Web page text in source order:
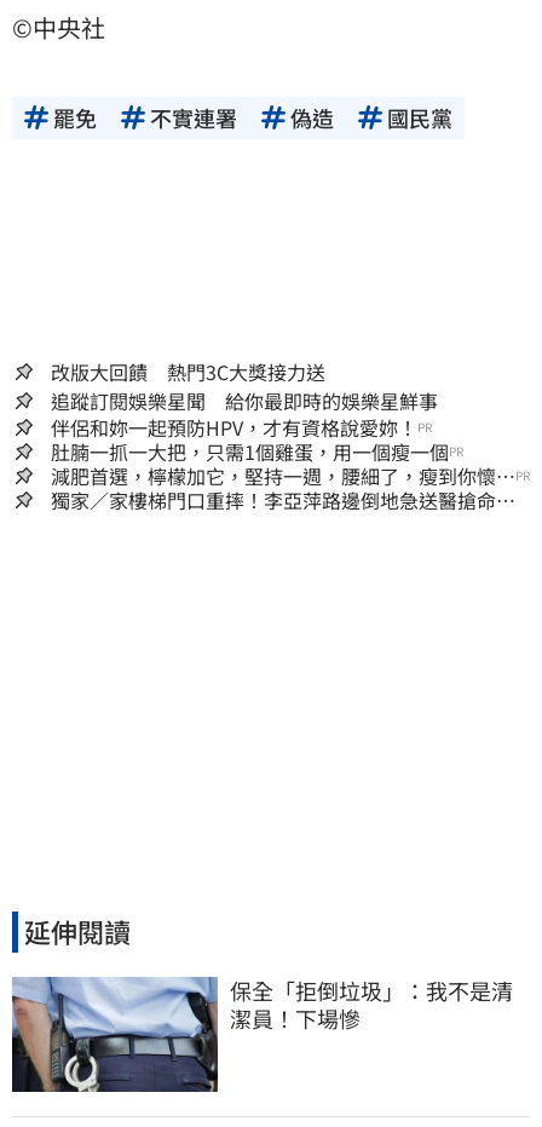
©中央社
罷免 不實連署 偽造 國民黨
改版大回饋 熱門3C大獎接力送
追蹤訂閱娛樂星聞 給你最即時的娛樂星鮮事
伴侶和妳一起預防HPV，才有資格說愛妳！ PR
肚腩一抓一大把，只需1個雞蛋，用一個瘦一個PR
減肥首選，檸檬加它，堅持一週，腰細了，瘦到你懷疑
人生
PR
獨家／家樓梯門口重摔！李亞萍路邊倒地急送醫搶命
延伸閱讀
保全「拒倒垃圾」：我不是清
潔員！下場慘